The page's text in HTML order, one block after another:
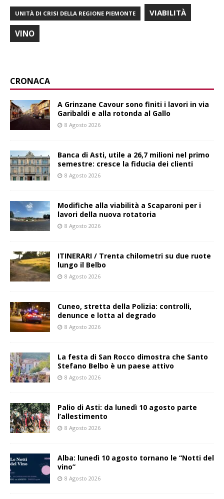
UNITÀ DI CRISI DELLA REGIONE PIEMONTE VIABILITÀ
VINO
CRONACA
A Grinzane Cavour sono finiti i lavori in via
Garibaldi e alla rotonda al Gallo
8 Agosto 2026
Banca di Asti, utile a 26,7 milioni nel primo
semestre: cresce la fiducia dei clienti
8 Agosto 2026
Modifiche alla viabilità a Scaparoni per i
lavori della nuova rotatoria
8 Agosto 2026
ITINERARI / Trenta chilometri su due ruote
lungo il Belbo
8 Agosto 2026
Cuneo, stretta della Polizia: controlli,
denunce e lotta al degrado
8 Agosto 2026
La festa di San Rocco dimostra che Santo
Stefano Belbo è un paese attivo
8 Agosto 2026
Palio di Asti: da lunedì 10 agosto parte
l’allestimento
8 Agosto 2026
Alba: lunedì 10 agosto tornano le “Notti del
vino”
8 Agosto 2026